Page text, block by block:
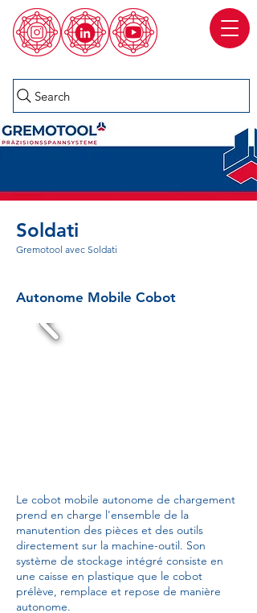
Search
Soldati
Gremotool avec Soldati
Autonome Mobile Cobot
Le cobot mobile autonome de chargement
prend en charge l'ensemble de la
manutention des pièces et des outils
directement sur la machine-outil. Son
système de stockage intégré consiste en
une caisse en plastique que le cobot
prélève, remplace et repose de manière
autonome.